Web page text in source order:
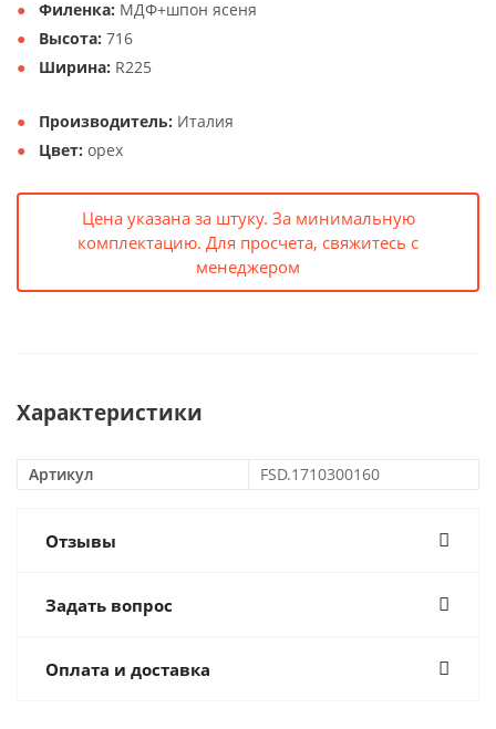
Филенка: МДФ+шпон ясеня
Высота: 716
Ширина: R225
Производитель: Италия
Цвет: орех
Цена указана за штуку. За минимальную
комплектацию. Для просчета, свяжитесь с
менеджером
Характеристики
Артикул FSD.1710300160
Отзывы
Задать вопрос
Оплата и доставка